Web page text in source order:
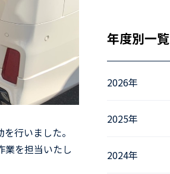
行いました。
業を担当いたし
年度別一覧
2026年
2025年
2024年